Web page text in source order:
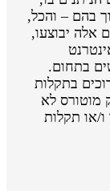
– והכל,
יבוצעו,
בתחום.
בתקלות
לא
או תקלות